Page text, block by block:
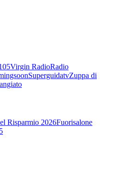
Virgin RadioRadio
SuperguidatvZuppa di
Risparmio 2026Fuorisalone